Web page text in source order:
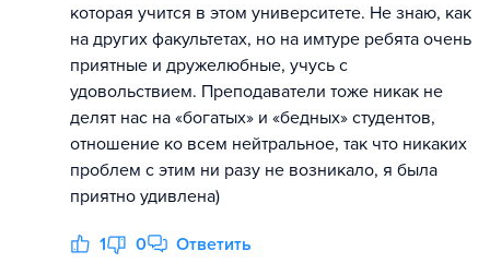
которая учится в этом университете. Не знаю, как
на других факультетах, но на имтуре ребята очень
приятные и дружелюбные, учусь с
удовольствием. Преподаватели тоже никак не
делят нас на «богатых» и «бедных» студентов,
отношение ко всем нейтральное, так что никаких
проблем с этим ни разу не возникало, я была
приятно удивлена)
1 0 Ответить